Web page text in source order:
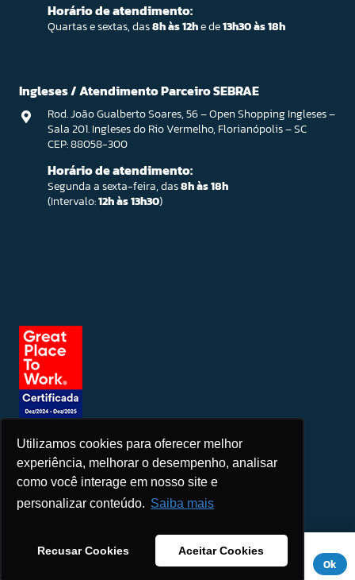
Utilizamos cookies para oferecer melhor
experiência, melhorar o desempenho, analisar
como você interage em nosso site e
personalizar conteúdo. Saiba mais
Recusar Cookies Aceitar Cookies
Horário de atendimento:
Quartas e sextas, das8h às 12he de13h30 às 18h
Ingleses / Atendimento Parceiro SEBRAE
Rod. João Gualberto Soares, 56 – Open Shopping Ingleses –
Sala 201. Ingleses do Rio Vermelho, Florianópolis – SC
CEP: 88058-300
Horário de atendimento:
Segunda a sexta-feira, das8h às 18h
(Intervalo:12h às 13h30)
Seja um patrocinador
Este site usa cookies para melhorar sua experiência. Se você
continuar a usar este site, você concorda com ele.Aviso de
Ok